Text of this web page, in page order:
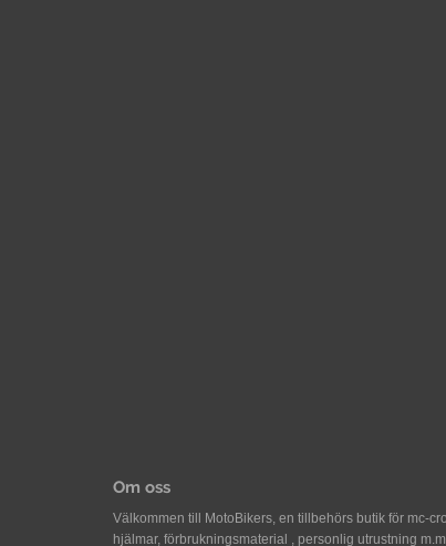
Om oss
Välkommen till MotoBikers, en tillbehörs butik för mc-
hjälmar, förbrukningsmaterial , personlig utrustning